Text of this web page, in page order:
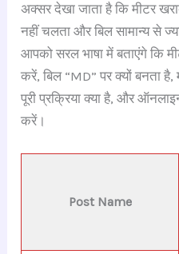
अक्सर देखा जाता है कि मीटर
नहीं चलता और बिल सामान्य से
आपको सरल भाषा में बताएंगे कि
करें, बिल “MD” पर क्यों बनता
पूरी प्रक्रिया क्या है, और
करें।
Post Name